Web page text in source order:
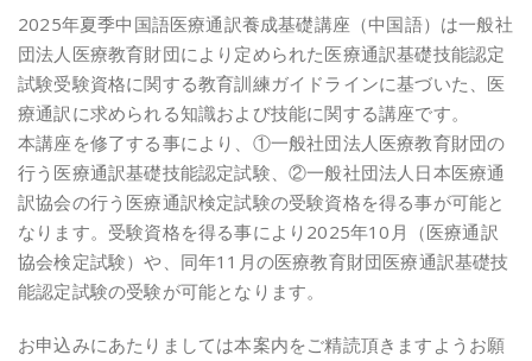
2025年夏季中国語医療通訳養成基礎講座（中国語）は一般社
団法人医療教育財団により定められた医療通訳基礎技能認定
試験受験資格に関する教育訓練ガイドラインに基づいた、医
療通訳に求められる知識および技能に関する講座です。
本講座を修了する事により、①一般社団法人医療教育財団の
行う医療通訳基礎技能認定試験、②一般社団法人日本医療通
訳協会の行う医療通訳検定試験の受験資格を得る事が可能と
なります。受験資格を得る事により2025年10月（医療通訳
協会検定試験）や、同年11月の医療教育財団医療通訳基礎技
能認定試験の受験が可能となります。
お申込みにあたりましては本案内をご精読頂きますようお願